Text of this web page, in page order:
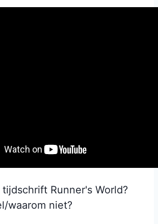
Runner's World?
waarom niet?